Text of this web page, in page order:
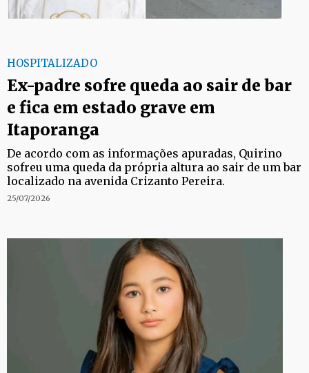
HOSPITALIZADO
Ex-padre sofre queda ao sair de bar
e fica em estado grave em
Itaporanga
De acordo com as informações apuradas, Quirino
sofreu uma queda da própria altura ao sair de um bar
localizado na avenida Crizanto Pereira.
25/07/2026